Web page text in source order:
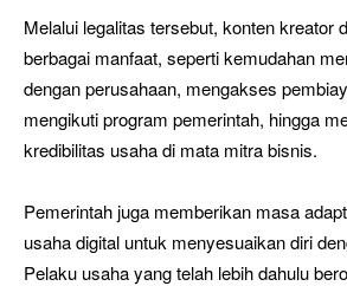
Melalui legalitas tersebut, konten kreator
berbagai manfaat, seperti kemudahan
dengan perusahaan, mengakses
mengikuti program pemerintah, hingga
kredibilitas usaha di mata mitra bisnis.
Pemerintah juga memberikan masa
usaha digital untuk menyesuaikan diri
Pelaku usaha yang telah lebih dahulu